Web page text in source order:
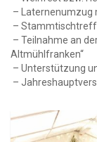
– Laternenumzug
–
– Teilnahme an
Altmühlfranken“
– Unterstützung
–